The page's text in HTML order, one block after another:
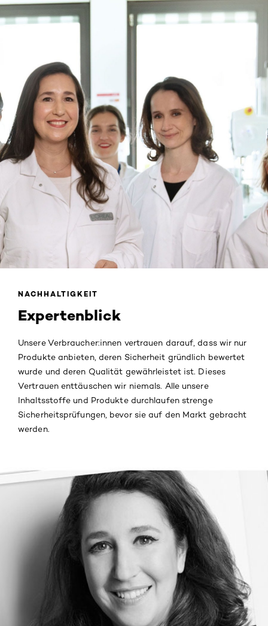
NACHHALTIGKEIT
Expertenblick
Unsere Verbraucher:innen vertrauen darauf, dass wir nur
Produkte anbieten, deren Sicherheit gründlich bewertet
wurde und deren Qualität gewährleistet ist. Dieses
Vertrauen enttäuschen wir niemals. Alle unsere
Inhaltsstoffe und Produkte durchlaufen strenge
Sicherheitsprüfungen, bevor sie auf den Markt gebracht
werden.